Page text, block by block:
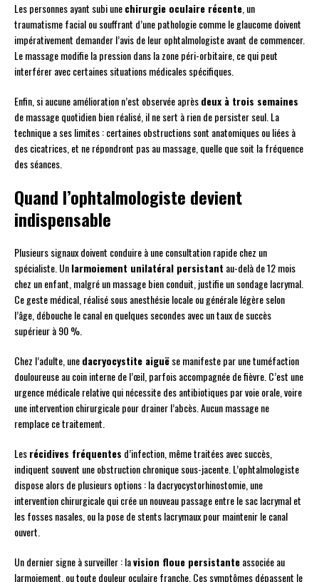
Les personnes ayant subi unechirurgie oculaire récente, un
traumatisme facial ou souffrant d’une pathologie comme le glaucome doivent
impérativement demander l’avis de leur ophtalmologiste avant de commencer.
Le massage modifie la pression dans la zone péri-orbitaire, ce qui peut
interférer avec certaines situations médicales spécifiques.
Enfin, si aucune amélioration n’est observée aprèsdeux à trois semaines
de massage quotidien bien réalisé, il ne sert à rien de persister seul. La
technique a ses limites : certaines obstructions sont anatomiques ou liées à
des cicatrices, et ne répondront pas au massage, quelle que soit la fréquence
des séances.
Quand l’ophtalmologiste devient
indispensable
Plusieurs signaux doivent conduire à une consultation rapide chez un
spécialiste. Unlarmoiement unilatéral persistant au-delà de 12 mois
chez un enfant, malgré un massage bien conduit, justifie un sondage lacrymal.
Ce geste médical, réalisé sous anesthésie locale ou générale légère selon
l’âge, débouche le canal en quelques secondes avec un taux de succès
supérieur à 90 %.
Chez l’adulte, unedacryocystite aiguëse manifeste par une tuméfaction
douloureuse au coin interne de l’œil, parfois accompagnée de fièvre. C’est une
urgence médicale relative qui nécessite des antibiotiques par voie orale, voire
une intervention chirurgicale pour drainer l’abcès. Aucun massage ne
remplace ce traitement.
Lesrécidives fréquentes d’infection, même traitées avec succès,
indiquent souvent une obstruction chronique sous-jacente. L’ophtalmologiste
dispose alors de plusieurs options : la dacryocystorhinostomie, une
intervention chirurgicale qui crée un nouveau passage entre le sac lacrymal et
les fosses nasales, ou la pose de stents lacrymaux pour maintenir le canal
ouvert.
Un dernier signe à surveiller : lavision floue persistanteassociée au
larmoiement, ou toute douleur oculaire franche. Ces symptômes dépassent le